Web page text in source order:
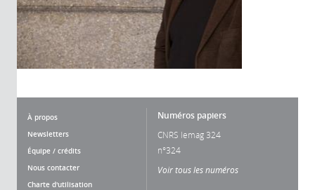
À propos
Newsletters
Équipe / crédits
Nous contacter
Charte d'utilisation
Numéros papiers
CNRS lemag 324
n°324
Voir tous les numéros